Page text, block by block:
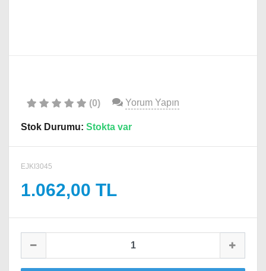
(0) Yorum Yapın
Stok Durumu: Stokta var
EJKI3045
1.062,00 TL